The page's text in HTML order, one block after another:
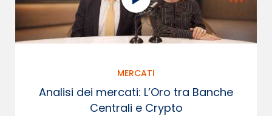
MERCATI
Analisi dei mercati: L’Oro tra Banche
Centrali e Crypto